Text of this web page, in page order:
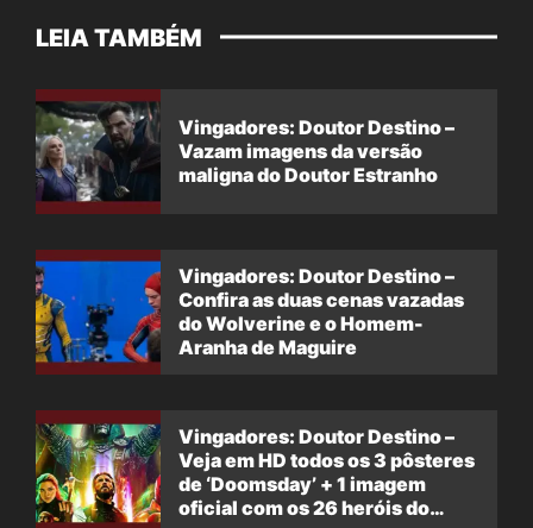
LEIA TAMBÉM
Vingadores: Doutor Destino –
Vazam imagens da versão
maligna do Doutor Estranho
Vingadores: Doutor Destino –
Confira as duas cenas vazadas
do Wolverine e o Homem-
Aranha de Maguire
Vingadores: Doutor Destino –
Veja em HD todos os 3 pôsteres
de ‘Doomsday’ + 1 imagem
oficial com os 26 heróis do